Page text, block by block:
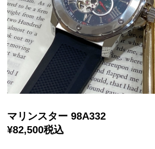
マリンスター 98A332
¥82,500税込